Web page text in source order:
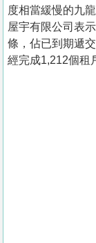
度相當緩慢的九
屋宇有限公司表
條，佔已到期遞
經完成1,212個租